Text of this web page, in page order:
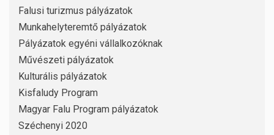
Falusi turizmus pályázatok
Munkahelyteremtő pályázatok
Pályázatok egyéni vállalkozóknak
Művészeti pályázatok
Kulturális pályázatok
Kisfaludy Program
Magyar Falu Program pályázatok
Széchenyi 2020